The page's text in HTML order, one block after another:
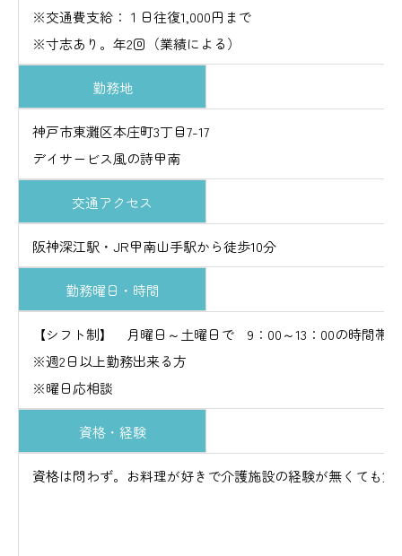
※交通費支給：１日往復1,000円まで
※寸志あり。年2回（業績による）
勤務地
神戸市東灘区本庄町3丁目7-17
デイサービス風の詩甲南
交通アクセス
阪神深江駅・JR甲南山手駅から徒歩10分
勤務曜日・時間
【シフト制】 月曜日～土曜日で 9：00～13：00の時
※週2日以上勤務出来る方
※曜日応相談
資格・経験
資格は問わず。お料理が好きで介護施設の経験が無くても